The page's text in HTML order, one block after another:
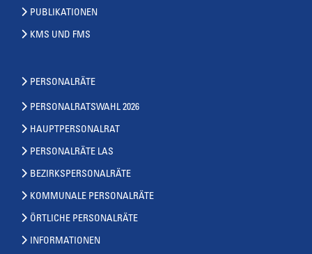
PUBLIKATIONEN
KMS UND FMS
PERSONALRÄTE
PERSONALRATSWAHL 2026
HAUPTPERSONALRAT
PERSONALRÄTE LAS
BEZIRKSPERSONALRÄTE
KOMMUNALE PERSONALRÄTE
ÖRTLICHE PERSONALRÄTE
INFORMATIONEN